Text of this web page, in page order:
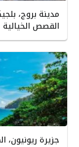
مدينة بروج،
القصص الخيالية
جزيرة ريونيون،